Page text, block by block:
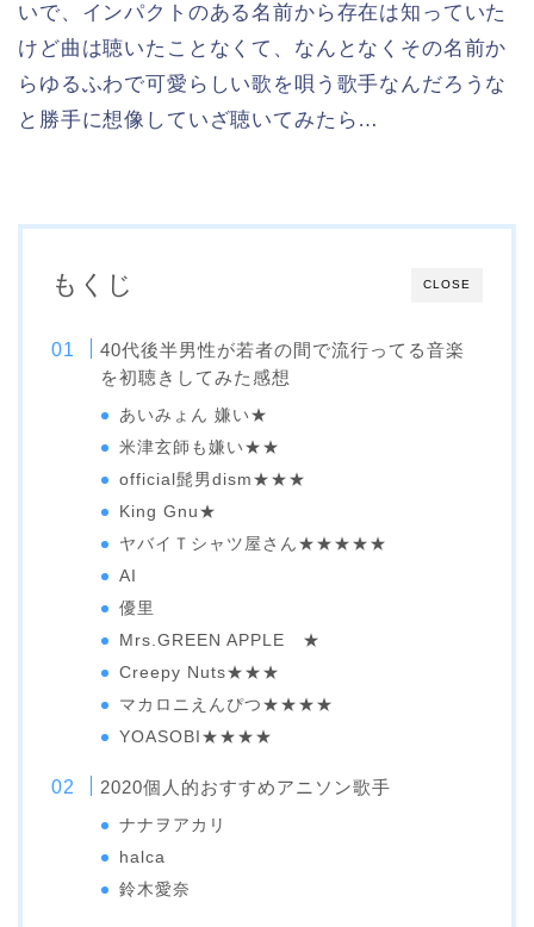
いで、インパクトのある名前から存在は知っていた
けど曲は聴いたことなくて、なんとなくその名前か
らゆるふわで可愛らしい歌を唄う歌手なんだろうな
と勝手に想像していざ聴いてみたら…
CLOSE
もくじ
40代後半男性が若者の間で流行ってる音楽
を初聴きしてみた感想
あいみょん 嫌い★
米津玄師も嫌い★★
official髭男dism★★★
King Gnu★
ヤバイＴシャツ屋さん★★★★★
AI
優里
Mrs.GREEN APPLE ★
Creepy Nuts★★★
マカロニえんぴつ★★★★
YOASOBI★★★★
2020個人的おすすめアニソン歌手
ナナヲアカリ
halca
鈴木愛奈